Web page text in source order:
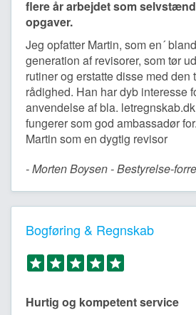
flere år arbejdet som
opgaver.
Jeg opfatter Martin, som en´
generation af revisorer, som tør
rutiner og erstatte disse med den
rådighed. Han har dyb interesse
anvendelse af bla.
fungerer som god ambassadør
Martin som en dygtig revisor
- Morten Boysen - Bestyrelse-
Bogføring & Regnskab
Hurtig og kompetent service